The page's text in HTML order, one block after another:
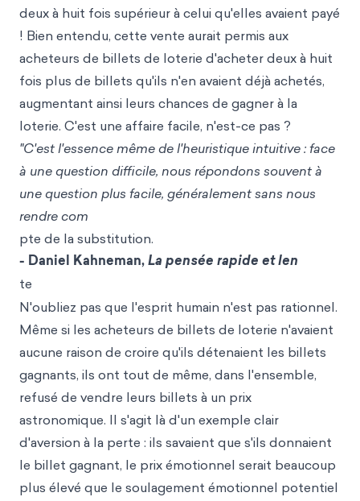
deux à huit fois supérieur à celui qu'elles avaient payé
! Bien entendu, cette vente aurait permis aux
acheteurs de billets de loterie d'acheter deux à huit
fois plus de billets qu'ils n'en avaient déjà achetés,
augmentant ainsi leurs chances de gagner à la
loterie. C'est une affaire facile, n'est-ce pas ?
"C'est l'essence même de l'heuristique intuitive : face
à une question difficile, nous répondons souvent à
une question plus facile, généralement sans nous
rendre com
pte de la substitution.
- Daniel Kahneman,La pensée rapide et len
te
N'oubliez pas que l'esprit humain n'est pas rationnel.
Même si les acheteurs de billets de loterie n'avaient
aucune raison de croire qu'ils détenaient les billets
gagnants, ils ont tout de même, dans l'ensemble,
refusé de vendre leurs billets à un prix
astronomique. Il s'agit là d'un exemple clair
d'aversion à la perte : ils savaient que s'ils donnaient
le billet gagnant, le prix émotionnel serait beaucoup
plus élevé que le soulagement émotionnel potentiel